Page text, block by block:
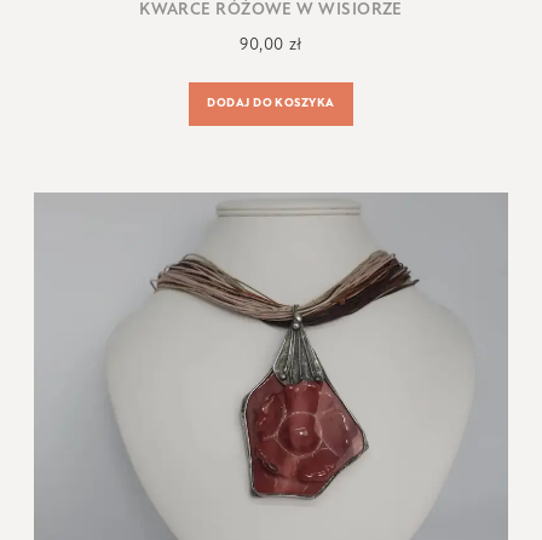
KWARCE RÓŻOWE W WISIORZE
90,00 zł
DODAJ DO KOSZYKA